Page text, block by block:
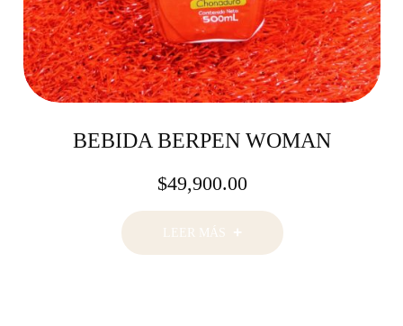
BEBIDA BERPEN WOMAN
$49,900.00
LEER MÁS